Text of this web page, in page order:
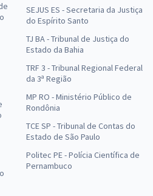
SEJUS ES - Secretaria da Justiça
do Espírito Santo
TJ BA - Tribunal de Justiça do
Estado da Bahia
TRF 3 - Tribunal Regional Federal
da 3ª Região
MP RO - Ministério Público de
Rondônia
TCE SP - Tribunal de Contas do
Estado de São Paulo
Politec PE - Polícia Científica de
Pernambuco